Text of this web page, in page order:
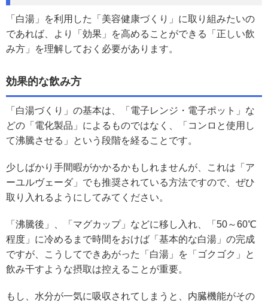
「白湯」を利用した「美容健康づくり」に取り組みたいの
であれば、より「効果」を高めることができる「正しい飲
み方」を理解しておく必要があります。
効果的な飲み方
「白湯づくり」の基本は、「電子レンジ・電子ポット」な
どの「電化製品」によるものではなく、「コンロと使用し
て沸騰させる」という段階を経ることです。
少しばかり手間暇がかかるかもしれませんが、これは「ア
ーユルヴェーダ」でも推奨されている方法ですので、ぜひ
取り入れるようにしてみてください。
「沸騰後」、「マグカップ」などに移し入れ、「50～60℃
程度」に冷めるまで時間をおけば「基本的な白湯」の完成
ですが、こうしてできあがった「白湯」を「ゴクゴク」と
飲み干すような摂取は控えることが重要。
もし、水分が一気に吸収されてしまうと、内臓機能がその